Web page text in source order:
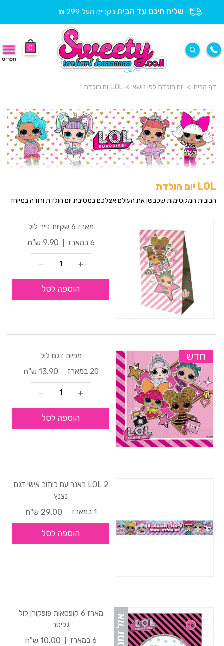
שליח חינם עד הבית בקנייה מעל 299 ₪
0
תפריט
דף הבית > יום הולדת לפי נושא > LOL יום הולדת
LOL יום הולדת
הבובות המקסימות שכבשו את העולם אצלכם במסיבת יום הולדת ורודה במיוחד
מארז 6 שקיות נייר לול
6 במארז
9.90 ש"ח
הוספה לסל
חדש
מפיות דגם לול
20 במארז
13.90 ש"ח
הוספה לסל
2 LOL באנר עם כיתוב אישי דגם
נצנץ
1 במארז
29.00 ש"ח
הוספה לסל
מארז 6 קופסאות פופקורן לול
גליטר
6 במארז
10.00 ש"ח